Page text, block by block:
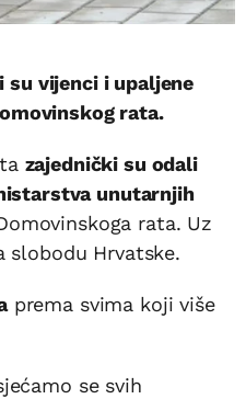
su vijenci i upaljene
rata.
zajednički su odali
unutarnjih
rata. Uz
Hrvatske.
prema svima koji više
se svih